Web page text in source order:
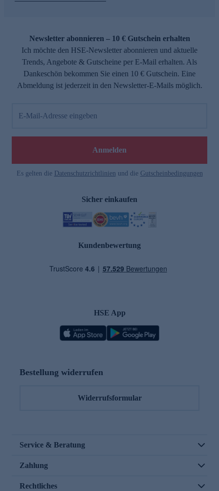
Newsletter abonnieren – 10 € Gutschein erhalten
Ich möchte den HSE-Newsletter abonnieren und aktuelle
Trends, Angebote & Gutscheine per E-Mail erhalten. Als
Dankeschön bekommen Sie einen 10 € Gutschein. Eine
Abmeldung ist jederzeit in den Newsletter-E-Mails möglich.
E-Mail-Adresse eingeben
Anmelden
Es gelten die Datenschutzrichtlinien und die Gutscheinbedingungen
Sicher einkaufen
Kundenbewertung
HSE App
Bestellung widerrufen
Widerrufsformular
Service & Beratung
Zahlung
Rechtliches